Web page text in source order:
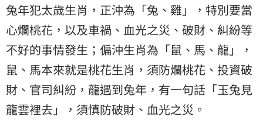
兔年犯太歲生肖，正沖為「兔、雞」，特別要當
心爛桃花，以及車禍、血光之災、破財、糾紛等
不好的事情發生；偏沖生肖為「鼠、馬、龍」，
鼠、馬本來就是桃花生肖，須防爛桃花、投資破
財、官司糾紛，龍遇到兔年，有一句話「玉兔見
龍雲裡去」，須慎防破財、血光之災。